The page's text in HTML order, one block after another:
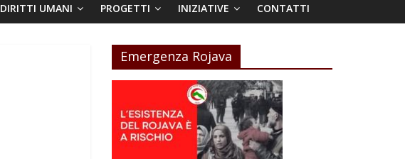
DIRITTI UMANI PROGETTI INIZIATIVE CONTATTI
Emergenza Rojava